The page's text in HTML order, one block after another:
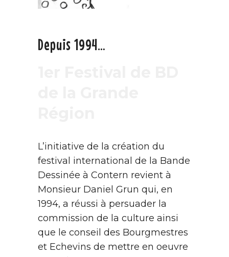
Depuis 1994…
L’initiative de la création du
festival international de la Bande
Dessinée à Contern revient à
Monsieur Daniel Grun qui, en
1994, a réussi à persuader la
commission de la culture ainsi
que le conseil des Bourgmestres
et Echevins de mettre en oeuvre